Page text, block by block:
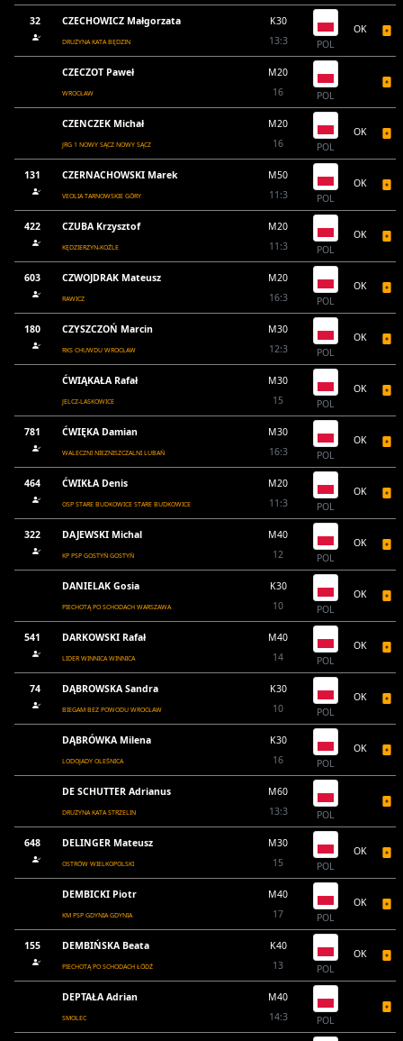
32 CZECHOWICZ Małgorzata
DRUŻYNA KATA BĘDZIN
K30
13:3
POL
OK
CZECZOT Paweł
WROCŁAW
M20
16
POL
CZENCZEK Michał
JRG 1 NOWY SĄCZ NOWY SĄCZ
M20
16
POL
OK
131 CZERNACHOWSKI Marek
VEOLIA TARNOWSKIE GÓRY
M50
11:3
POL
OK
422 CZUBA Krzysztof
KĘDZIERZYN-KOŹLE
M20
11:3
POL
OK
603 CZWOJDRAK Mateusz
RAWICZ
M20
16:3
POL
OK
180 CZYSZCZOŃ Marcin
RKS CHUWDU WROCŁAW
M30
12:3
POL
OK
ĆWIĄKAŁA Rafał
JELCZ-LASKOWICE
M30
15
POL
OK
781 ĆWIĘKA Damian
WALECZNI NIEZNISZCZALNI LUBAŃ
M30
16:3
POL
OK
464 ĆWIKŁA Denis
OSP STARE BUDKOWICE STARE BUDKOWICE
M20
11:3
POL
OK
322 DAJEWSKI Michal
KP PSP GOSTYŃ GOSTYŃ
M40
12
POL
OK
DANIELAK Gosia
PIECHOTĄ PO SCHODACH WARSZAWA
K30
10
POL
OK
541 DARKOWSKI Rafał
LIDER WINNICA WINNICA
M40
14
POL
OK
74 DĄBROWSKA Sandra
BIEGAM BEZ POWODU WROCŁAW
K30
10
POL
OK
DĄBRÓWKA Milena
LODOJADY OLEŚNICA
K30
16
POL
OK
DE SCHUTTER Adrianus
DRUŻYNA KATA STRZELIN
M60
13:3
POL
648 DELINGER Mateusz
OSTRÓW WIELKOPOLSKI
M30
15
POL
OK
DEMBICKI Piotr
KM PSP GDYNIA GDYNIA
M40
17
POL
OK
155 DEMBIŃSKA Beata
PIECHOTĄ PO SCHODACH ŁÓDŹ
K40
13
POL
OK
DEPTAŁA Adrian
SMOLEC
M40
14:3
POL